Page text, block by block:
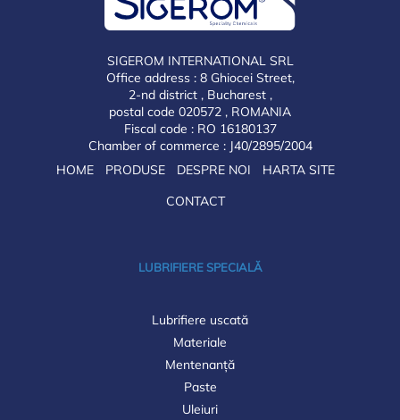
SIGEROM INTERNATIONAL SRL
Office address : 8 Ghiocei Street,
2-nd district , Bucharest ,
postal code 020572 , ROMANIA
Fiscal code : RO 16180137
Chamber of commerce : J40/2895/2004
HOME
PRODUSE DESPRE NOI
HARTA SITE
CONTACT
LUBRIFIERE SPECIALĂ
Lubrifiere uscată
Materiale
Mentenanță
Paste
Uleiuri